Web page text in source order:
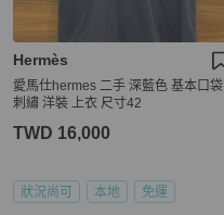
Hermès
愛馬仕hermes 二手 深藍色 基本口袋
刺繡 洋裝 上衣 尺寸42
TWD 16,000
狀況尚可 本地 免運